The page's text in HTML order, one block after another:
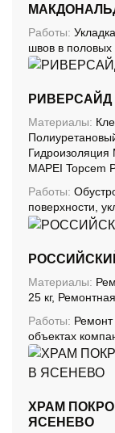
Работы:
швов в половых
РИВЕРСАЙД
Материалы:
Гидроизоляция
MAPEI Topcem
Работы:
поверхности,
Материалы:
25 кг,
Работы: Ремонт
объектах
ХРАМ
ЯСЕНЕВО